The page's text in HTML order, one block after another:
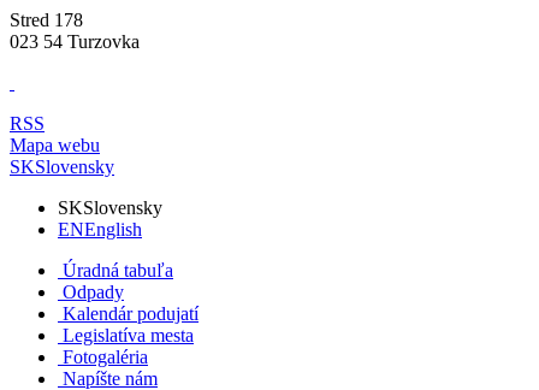
Stred 178
023 54 Turzovka
RSS
Mapa webu
SKSlovensky
SKSlovensky
ENEnglish
Úradná tabuľa
Odpady
Kalendár podujatí
Legislatíva mesta
Fotogaléria
Napíšte nám